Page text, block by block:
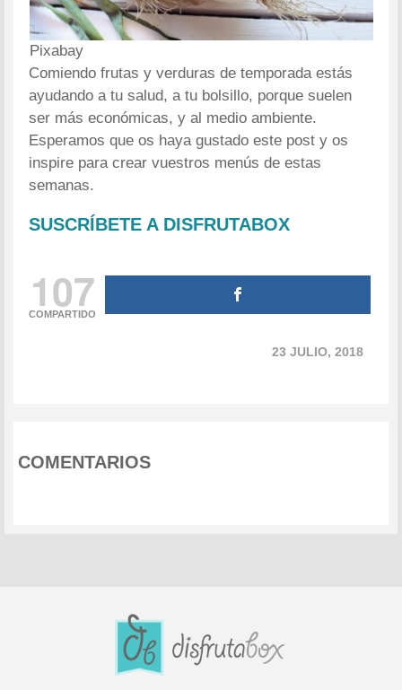
Pixabay
Comiendo frutas y verduras de temporada estás
ayudando a tu salud, a tu bolsillo, porque suelen
ser más económicas, y al medio ambiente.
Esperamos que os haya gustado este post y os
inspire para crear vuestros menús de estas
semanas.
SUSCRÍBETE A DISFRUTABOX
107
COMPARTIDO
23 JULIO, 2018
COMENTARIOS